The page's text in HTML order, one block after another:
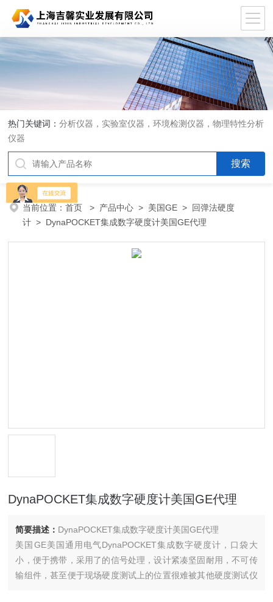
热门关键词：分析仪器，实验室仪器，环境检测仪器，物理特性分析
仪器
当前位置：首页 > 产品中心 > 美国GE > 回弹法硬度
计 > DynaPOCKET集成数字硬度计美国GE代理
DynaPOCKET集成数字硬度计美国GE代理
简要描述： DynaPOCKET集成数字硬度计美国GE代理
美国GE美国通用电气DynaPOCKET集成数字硬度计，口袋大
小，便于携带，采用了的信号处理，设计紧凑坚固耐用，不可传
输组件，甚至便于现场硬度测试上的位置很难被其他硬度测试仪